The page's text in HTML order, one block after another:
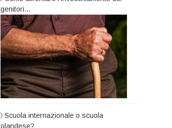
genitori…
Scuola internazionale o scuola
olandese?